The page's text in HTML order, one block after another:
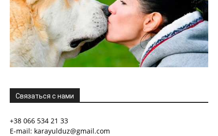
Связаться с нами
+38 066 534 21 33
E-mail: karayulduz@gmail.com